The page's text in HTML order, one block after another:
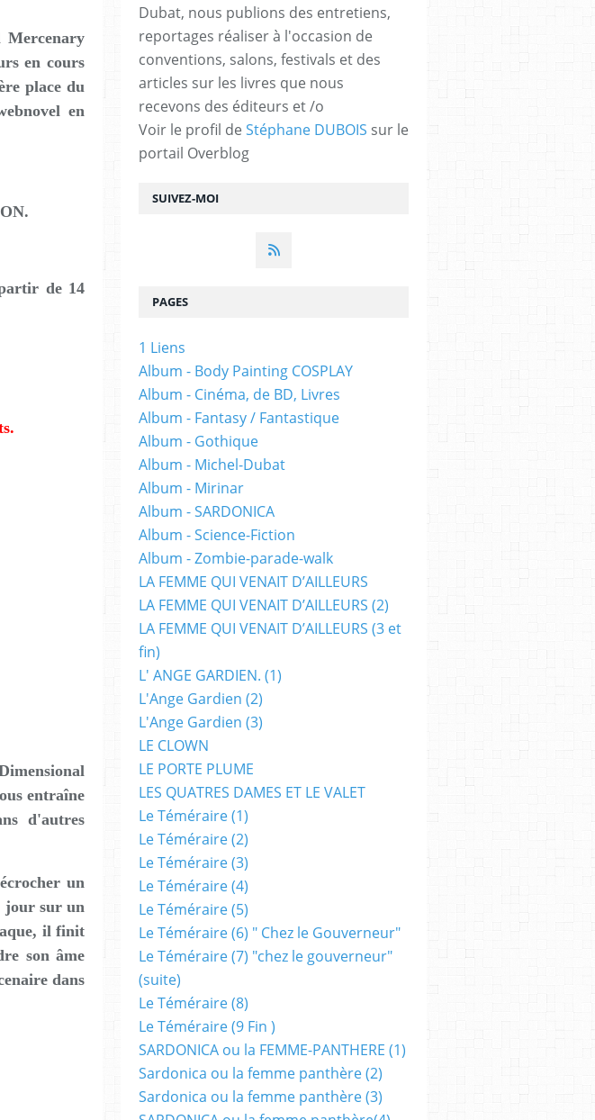
Mercenary
en cours
place du
en
de 14
entraîne
d'autres
un
jour sur un
il finit
son âme
dans
SUIVEZ-MOI
Dubat, nous publions des entretiens,
reportages réaliser à l'occasion de
conventions, salons, festivals et des
articles sur les livres que nous
recevons des éditeurs et /o
Voir le profil de Stéphane DUBOIS sur le
portail Overblog
PAGES
1 Liens
Album - Body Painting COSPLAY
Album - Cinéma, de BD, Livres
Album - Fantasy / Fantastique
Album - Gothique
Album - Michel-Dubat
Album - Mirinar
Album - SARDONICA
Album - Science-Fiction
Album - Zombie-parade-walk
LA FEMME QUI VENAIT D’AILLEURS
LA FEMME QUI VENAIT D’AILLEURS (2)
LA FEMME QUI VENAIT D’AILLEURS (3 et
fin)
L' ANGE GARDIEN. (1)
L'Ange Gardien (2)
L'Ange Gardien (3)
LE CLOWN
LE PORTE PLUME
LES QUATRES DAMES ET LE VALET
Le Téméraire (1)
Le Téméraire (2)
Le Téméraire (3)
Le Téméraire (4)
Le Téméraire (5)
Le Téméraire (6) " Chez le Gouverneur"
Le Téméraire (7) "chez le gouverneur"
(suite)
Le Téméraire (8)
Le Téméraire (9 Fin )
SARDONICA ou la FEMME-PANTHERE (1)
Sardonica ou la femme panthère (2)
Sardonica ou la femme panthère (3)